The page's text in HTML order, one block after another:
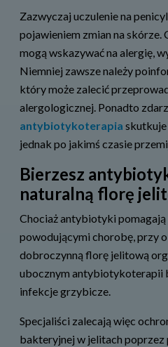
Zazwyczaj uczulenie na
pojawieniem zmian na skórze.
mogą wskazywać na alergię,
Niemniej zawsze należy
który może zalecić
alergologicznej. Ponadto
antybiotykoterapia
jednak po jakimś czasie
Bierzesz
naturalną florę
Chociaż antybiotyki
powodującymi chorobę, przy
dobroczynną florę jelitową
ubocznym antybiotykoterapii
infekcje grzybicze.
Specjaliści zalecają więc
bakteryjnej w jelitach